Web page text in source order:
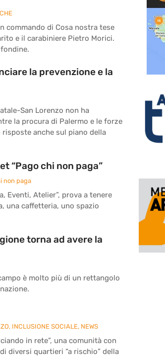
commando di Cosa nostra tese
e il carabiniere Pietro Morici.
la prevenzione e la
San Lorenzo non ha
la procura di Palermo e le forze
anche sul piano della
“Pago chi non paga”
non paga
Eventi, Atelier”, prova a tenere
una caffetteria, uno spazio
torna ad avere la
è molto più di un rettangolo
, INCLUSIONE SOCIALE, NEWS
in rete”, una comunità con
diversi quartieri “a rischio” della